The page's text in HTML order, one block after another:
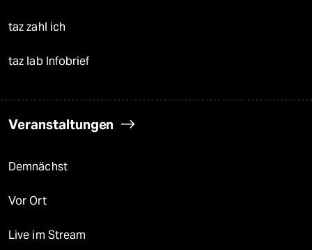
taz zahl ich
taz lab Infobrief
Veranstaltungen
Demnächst
Vor Ort
Live im Stream